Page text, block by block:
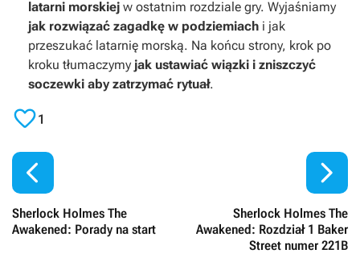
latarni morskiej w ostatnim rozdziale gry. Wyjaśniamy
jak rozwiązać zagadkę w podziemiach i jak
przeszukać latarnię morską. Na końcu strony, krok po
kroku tłumaczymy jak ustawiać wiązki i zniszczyć
soczewki aby zatrzymać rytuał.
1

Sherlock Holmes The
Awakened: Porady na start
Sherlock Holmes The
Awakened: Rozdział 1 Baker
Street numer 221B
